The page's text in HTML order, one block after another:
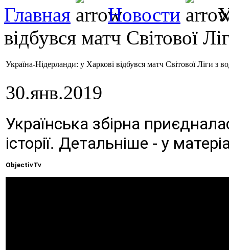
Главная Новости
відбувся матч Світової
Україна-Нідерланди: у Харкові відбувся матч Світової Ліги з
30.янв.2019
Українська збірна
історії. Детальніше - у
ObjectivTv